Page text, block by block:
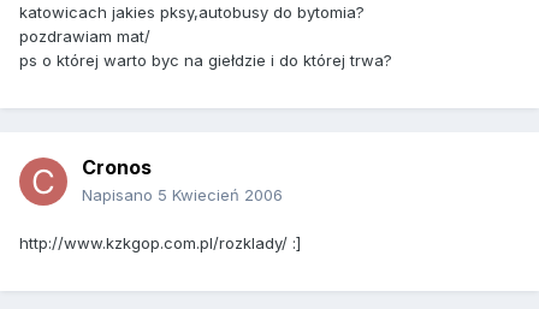
katowicach jakies pksy,autobusy do bytomia?
pozdrawiam mat/
ps o której warto byc na giełdzie i do której trwa?
Cronos
Napisano 5 Kwiecień 2006
http://www.kzkgop.com.pl/rozklady/ :]